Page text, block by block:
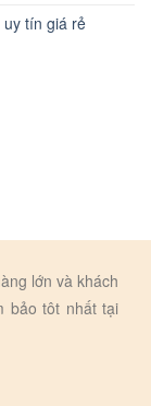
uy tín giá rẻ
lớn và khách
bảo tôt nhất tại